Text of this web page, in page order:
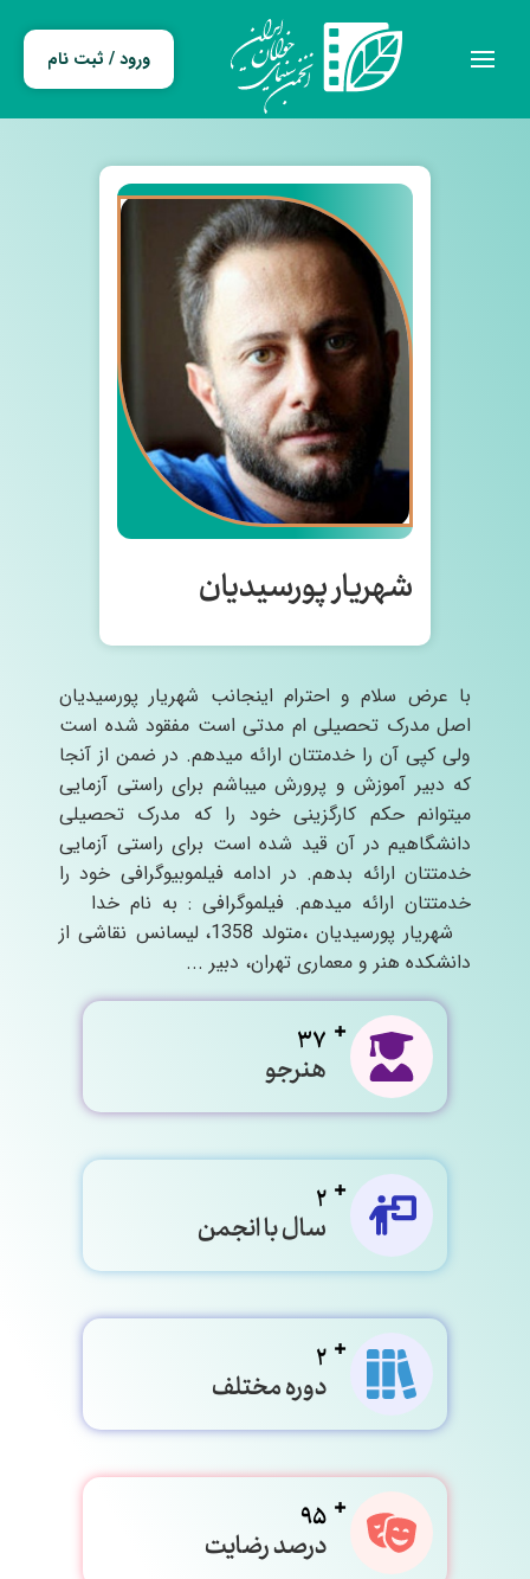
ورود / ثبت نام
با عرض سلام و احترام اینجانب شهریار پورسیدیان
اصل مدرک تحصیلی ام مدتی است مفقود شده است
ولی کپی آن را خدمتتان ارائه میدهم. در ضمن از آنجا
که دبیر آموزش و پرورش میباشم برای راستی آزمایی
میتوانم حکم کارگزینی خود را که مدرک تحصیلی
دانشگاهیم در آن قید شده است برای راستی آزمایی
خدمتتان ارائه بدهم. در ادامه فیلموبیوگرافی خود را
خدمتتان ارائه میدهم. فیلموگرافی : به نام خدا
شهریار پورسیدیان ،متولد 1358، لیسانس نقاشی از
دانشکده هنر و معماری تهران، دبیر ...
37
هنرجو
2
سال با انجمن
2
دوره مختلف
95
درصد رضایت
شهریار پورسیدیان